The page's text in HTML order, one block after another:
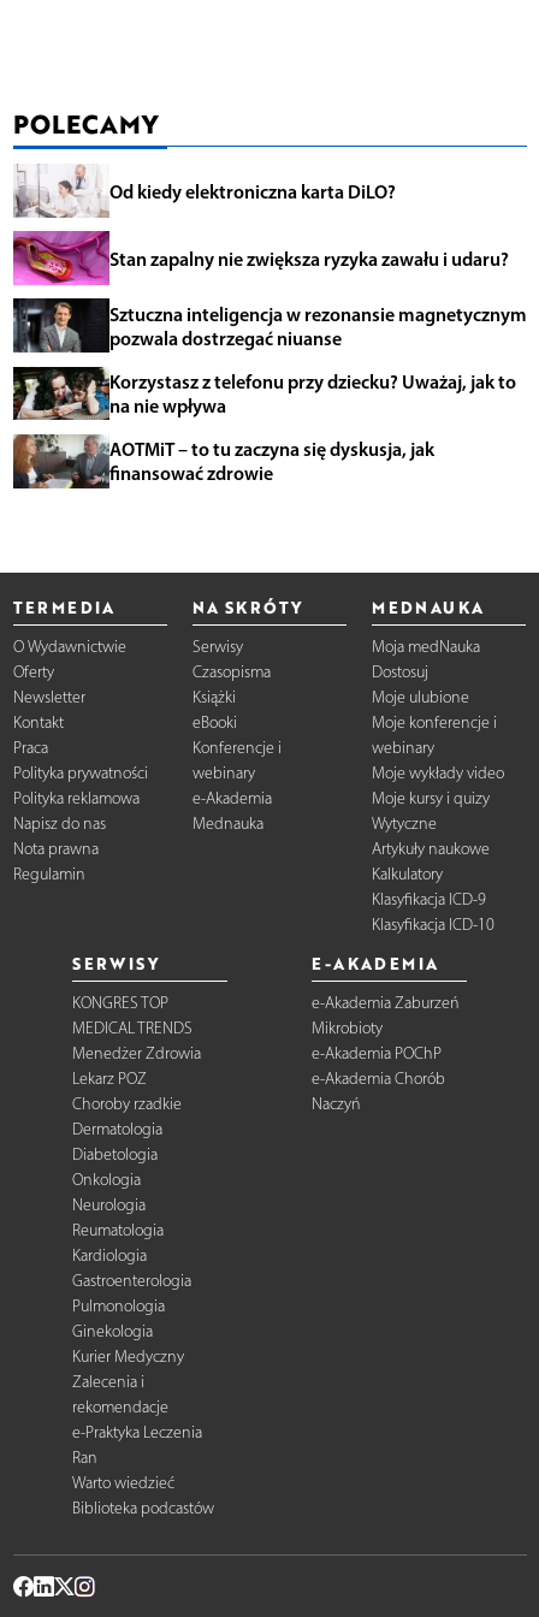
POLECAMY
Od kiedy elektroniczna karta DiLO?
Stan zapalny nie zwiększa ryzyka zawału i udaru?
Sztuczna inteligencja w rezonansie magnetycznym
pozwala dostrzegać niuanse
Korzystasz z telefonu przy dziecku? Uważaj, jak to
na nie wpływa
AOTMiT – to tu zaczyna się dyskusja, jak
finansować zdrowie
TERMEDIA
O Wydawnictwie
Oferty
Newsletter
Kontakt
Praca
Polityka prywatności
Polityka reklamowa
Napisz do nas
Nota prawna
Regulamin
NA SKRÓTY
Serwisy
Czasopisma
Książki
eBooki
Konferencje i
webinary
e-Akademia
Mednauka
MEDNAUKA
Moja medNauka
Dostosuj
Moje ulubione
Moje konferencje i
webinary
Moje wykłady video
Moje kursy i quizy
Wytyczne
Artykuły naukowe
Kalkulatory
Klasyfikacja ICD-9
Klasyfikacja ICD-10
SERWISY
KONGRES TOP
MEDICAL TRENDS
Menedżer Zdrowia
Lekarz POZ
Choroby rzadkie
Dermatologia
Diabetologia
Onkologia
Neurologia
Reumatologia
Kardiologia
Gastroenterologia
Pulmonologia
Ginekologia
Kurier Medyczny
Zalecenia i
rekomendacje
e-Praktyka Leczenia
Ran
Warto wiedzieć
Biblioteka podcastów
E-AKADEMIA
e-Akademia Zaburzeń
Mikrobioty
e-Akademia POChP
e-Akademia Chorób
Naczyń